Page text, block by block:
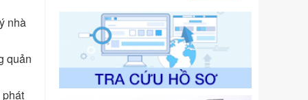
nhà
quản
năm 2019 của Bộ trưởng Bộ Tài
chính hướng dẫn thực hiện xử phạt
vi phạm hành chính trong lĩnh vực
kho bạc nhà nước
Ngày ban hành: 21/07/2026
Số kí hiệu:291/2026/NĐ-CP